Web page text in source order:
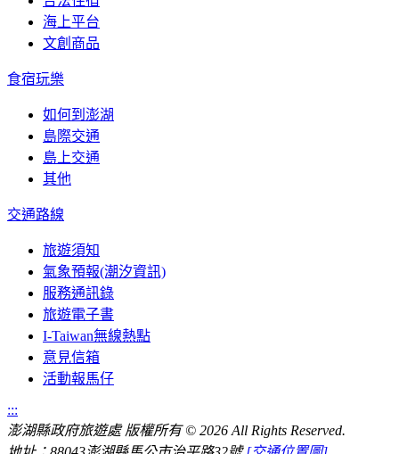
海上平台
文創商品
食宿玩樂
如何到澎湖
島際交通
島上交通
其他
交通路線
旅遊須知
氣象預報(潮汐資訊)
服務通訊錄
旅遊電子書
I-Taiwan無線熱點
意見信箱
活動報馬仔
:::
澎湖縣政府旅遊處 版權所有© 2026 All Rights Reserved.